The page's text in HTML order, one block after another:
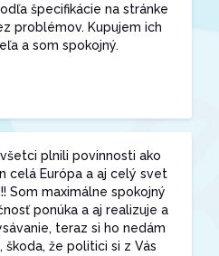
špecifikácie na stránke
problémov. Kupujem ich
a som spokojný.
plnili povinnosti ako
celá Európa a aj celý svet
Som maximálne spokojný
ponúka a aj realizuje a
teraz si ho nedám
škoda, že politici si z Vás